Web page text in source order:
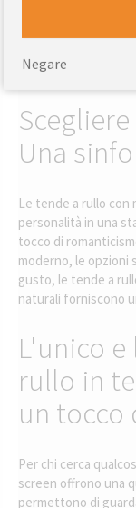
CHARLOTTE –
monocromatici.
Una
Le tende a rullo
personalità in una
tocco di
moderno, le opzioni
gusto, le tende a
naturali forniscono
L'unico
rullo in
un tocco
Per chi cerca
screen offrono una
permettono di
Negare